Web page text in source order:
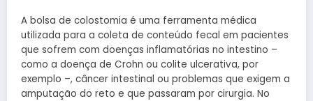
A bolsa de colostomia é uma ferramenta médica
utilizada para a coleta de conteúdo fecal em pacientes
que sofrem com doenças inflamatórias no intestino –
como a doença de Crohn ou colite ulcerativa, por
exemplo –, câncer intestinal ou problemas que exigem a
amputação do reto e que passaram por cirurgia. No